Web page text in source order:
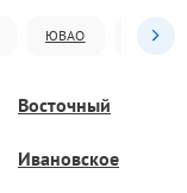
ЮВАО ЮАО
Восточный
Ивановское